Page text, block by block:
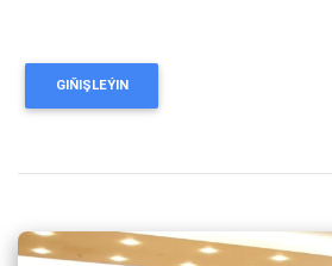
GIŇIŞLEÝIN